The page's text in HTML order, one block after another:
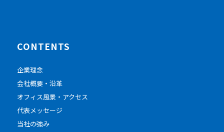
CONTENTS
企業理念
会社概要・沿革
オフィス風景・アクセス
代表メッセージ
当社の強み